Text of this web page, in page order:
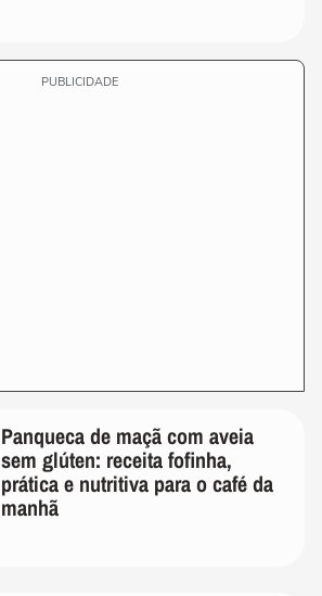
PUBLICIDADE
Panqueca de maçã com aveia
sem glúten: receita fofinha,
prática e nutritiva para o café da
manhã